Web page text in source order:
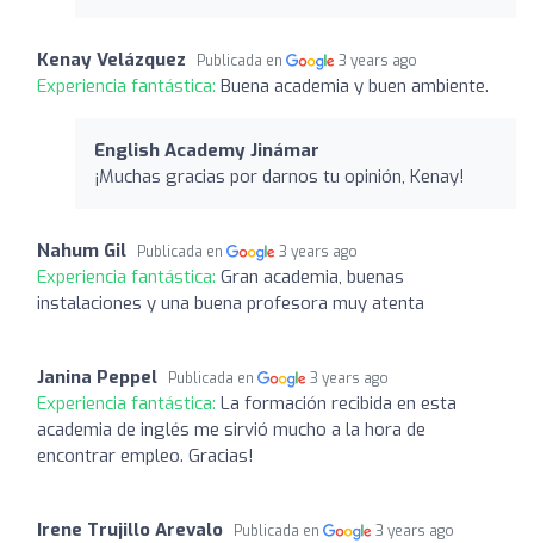
Kenay Velázquez Publicada en 3 years ago
Experiencia fantástica: Buena academia y buen ambiente.
English Academy Jinámar
¡Muchas gracias por darnos tu opinión, Kenay!
Nahum Gil Publicada en 3 years ago
Experiencia fantástica: Gran academia, buenas
instalaciones y una buena profesora muy atenta
Janina Peppel Publicada en 3 years ago
Experiencia fantástica: La formación recibida en esta
academia de inglés me sirvió mucho a la hora de
encontrar empleo. Gracias!
Irene Trujillo Arevalo Publicada en 3 years ago